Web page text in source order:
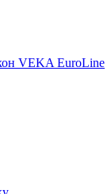
VEKA EuroLine